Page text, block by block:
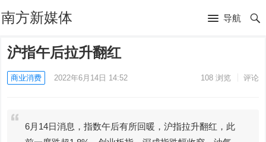
南方新媒体 导航
沪指午后拉升翻红
商业消费 2022年6月14日 14:52 108浏览 评论
6月14日消息，指数午后有所回暖，沪指拉升翻红，此